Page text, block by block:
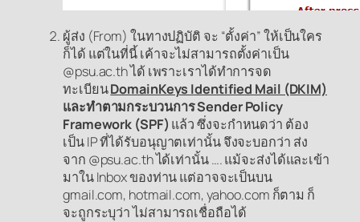
ผู้ส่ง (From) ในทางปฏิบัติ จะ “ตั้งค่า” ให้เป็นใคร
ก็ได้ แต่ในที่นี้ เค้าจะไม่สามารถตั้งค่าเป็น
@psu.ac.th ได้ เพราะเราได้ทำการจด
ทะเบียนDomainKeys Identified Mail (DKIM)
และทำตามกระบวนการ Sender Policy
Framework (SPF) แล้ว ซึ่งจะกำหนดว่า ต้อง
เป็น IP ที่ได้รับอนุญาตเท่านั้น จึงจะบอกว่า ส่ง
จาก @psu.ac.th ได้เท่านั้น …. แม้จะส่งได้และเข้า
มาใน Inbox ของท่าน แต่อาจจะเป็นบน
gmail.com, hotmail.com, yahoo.com ก็ตาม ก็
จะถูกระบุว่า ไม่สามารถเชื่อถือได้